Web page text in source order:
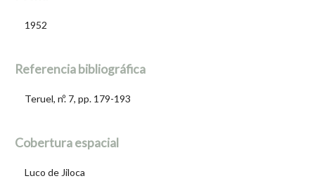
1952
Referencia bibliográfica
Teruel, nº. 7, pp. 179-193
Cobertura espacial
Luco de Jiloca